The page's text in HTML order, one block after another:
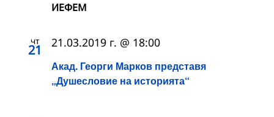
ИЕФЕМ
чт
21
Акад. Георги Марков представя
„Душесловие на историята“
21.03.2019 г. @ 18:00